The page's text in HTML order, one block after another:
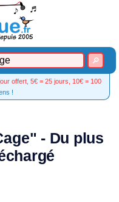
offert, 5€ = 25 jours, 10€ = 100
!
- Du plus